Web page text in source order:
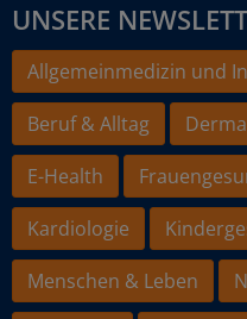
UNSERE
Allgemeinmedizin und
Beruf & Alltag
E-Health
Kardiologie
Menschen & Leben